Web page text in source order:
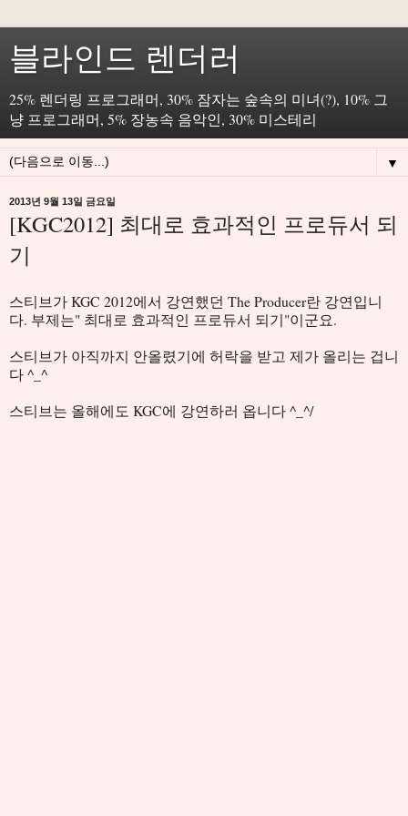
블라인드 렌더러
25% 렌더링 프로그래머, 30% 잠자는 숲속의 미녀(?), 10% 그
냥 프로그래머, 5% 장농속 음악인, 30% 미스테리
▼
2013년 9월 13일 금요일
[KGC2012] 최대로 효과적인 프로듀서 되
기
스티브가 KGC 2012에서 강연했던 The Producer란 강연입니
다. 부제는" 최대로 효과적인 프로듀서 되기"이군요.
스티브가 아직까지 안올렸기에 허락을 받고 제가 올리는 겁니
다 ^_^
스티브는 올해에도 KGC에 강연하러 옵니다 ^_^/